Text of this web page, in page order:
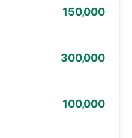
150,000
300,000
100,000